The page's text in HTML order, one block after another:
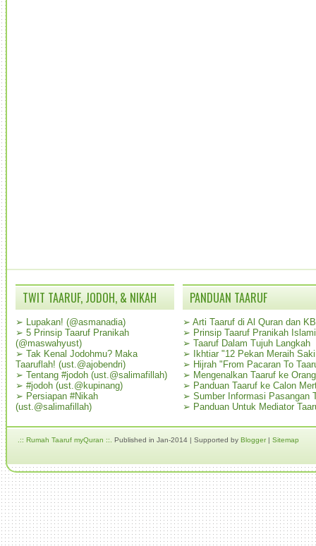
TWIT TAARUF, JODOH, & NIKAH
➢ Lupakan! (@asmanadia)
➢ 5 Prinsip Taaruf Pranikah
(@maswahyust)
➢ Tak Kenal Jodohmu? Maka
Taaruflah! (ust.@ajobendri)
➢ Tentang #jodoh (ust.@salimafillah)
➢ #jodoh (ust.@kupinang)
➢ Persiapan #Nikah
(ust.@salimafillah)
PANDUAN TAARUF
➢ Arti Taaruf di Al Quran dan
➢ Prinsip Taaruf Pranikah Islami
➢ Taaruf Dalam Tujuh Langkah
➢
Ikhtiar "12 Pekan Meraih
➢ Hijrah "From Pacaran To
➢ Mengenalkan Taaruf ke
➢ Panduan Taaruf ke Calon
➢ Sumber Informasi Pasangan
➢ Panduan Untuk Mediator
.:: Rumah Taaruf myQuran ::. Published in Jan-2014 | Supported by Blogger| Sitemap